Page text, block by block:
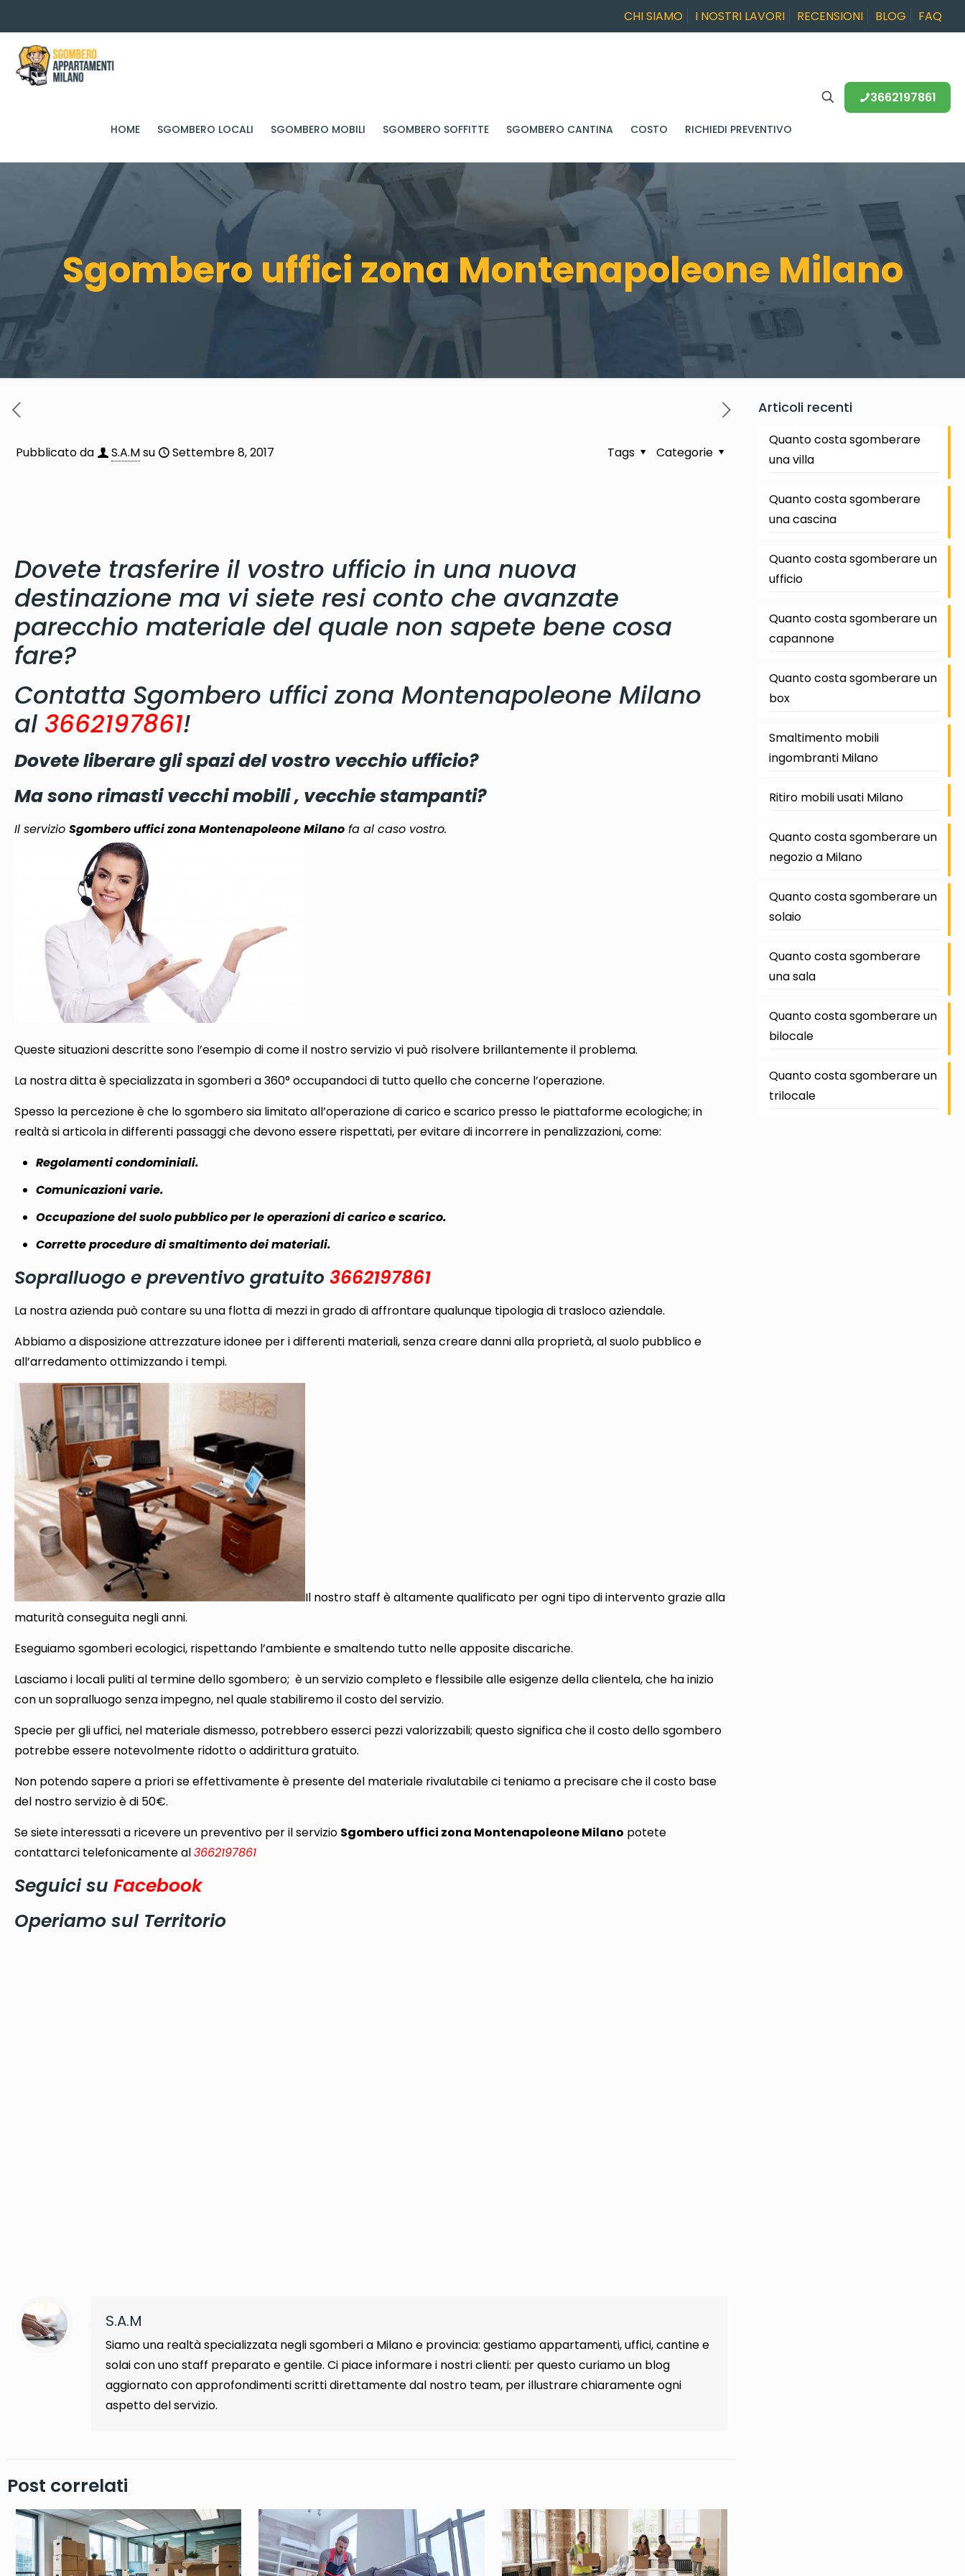
CHI SIAMO I NOSTRI LAVORI RECENSIONI BLOG FAQ
HOME SGOMBERO LOCALI SGOMBERO MOBILI SGOMBERO SOFFITTE SGOMBERO CANTINA COSTO RICHIEDI PREVENTIVO
3662197861
Sgombero uffici zona Montenapoleone Milano
Pubblicato da S.A.Msu Settembre 8, 2017 Categorie
Tags
Dovete trasferire il vostro ufficio in una nuova
destinazione ma vi siete resi conto che avanzate
parecchio materiale del quale non sapete bene cosa
fare?
Contatta Sgombero uffici zona Montenapoleone Milano
al 3662197861!
Dovete liberare gli spazi del vostro vecchio ufficio?
Ma sono rimasti vecchi mobili , vecchie stampanti?
Il servizioSgombero uffici zona Montenapoleone Milano fa al caso vostro.
Queste situazioni descritte sono l’esempio di come il nostro servizio vi può risolvere brillantemente il problema.
La nostra ditta è specializzata in sgomberi a 360° occupandoci di tutto quello che concerne l’operazione.
Spesso la percezione è che lo sgombero sia limitato all’operazione di carico e scarico presso le piattaforme ecologiche; in
realtà si articola in differenti passaggi che devono essere rispettati, per evitare di incorrere in penalizzazioni, come:
Regolamenti condominiali.
Comunicazioni varie.
Occupazione del suolo pubblico per le operazioni di carico e scarico.
Corrette procedure di smaltimento dei materiali.
Sopralluogo e preventivo gratuito3662197861
La nostra azienda può contare su una flotta di mezzi in grado di affrontare qualunque tipologia di trasloco aziendale.
Abbiamo a disposizione attrezzature idonee per i differenti materiali, senza creare danni alla proprietà, al suolo pubblico e
all’arredamento ottimizzando i tempi.
Il nostro staff è altamente qualificato per ogni tipo di intervento grazie alla
maturità conseguita negli anni.
Eseguiamo sgomberi ecologici, rispettando l’ambiente e smaltendo tutto nelle apposite discariche.
Lasciamo i locali puliti al termine dello sgombero; è un servizio completo e flessibile alle esigenze della clientela, che ha inizio
con un sopralluogo senza impegno, nel quale stabiliremo il costo del servizio.
Specie per gli uffici, nel materiale dismesso, potrebbero esserci pezzi valorizzabili; questo significa che il costo dello sgombero
potrebbe essere notevolmente ridotto o addirittura gratuito.
Non potendo sapere a priori se effettivamente è presente del materiale rivalutabile ci teniamo a precisare che il costo base
del nostro servizio è di 50€.
Se siete interessati a ricevere un preventivo per il servizio Sgombero uffici zona Montenapoleone Milano potete
contattarci telefonicamente al3662197861
Seguici suFacebook
Operiamo sul Territorio
S.A.M
Siamo una realtà specializzata negli sgomberi a Milano e provincia: gestiamo appartamenti, uffici, cantine e
solai con uno staff preparato e gentile. Ci piace informare i nostri clienti: per questo curiamo un blog
aggiornato con approfondimenti scritti direttamente dal nostro team, per illustrare chiaramente ogni
aspetto del servizio.
Post correlati
Articoli recenti
Quanto costa sgomberare
una villa
Quanto costa sgomberare
una cascina
Quanto costa sgomberare un
ufficio
Quanto costa sgomberare un
capannone
Quanto costa sgomberare un
box
Smaltimento mobili
ingombranti Milano
Ritiro mobili usati Milano
Quanto costa sgomberare un
negozio a Milano
Quanto costa sgomberare un
solaio
Quanto costa sgomberare
una sala
Quanto costa sgomberare un
bilocale
Quanto costa sgomberare un
trilocale